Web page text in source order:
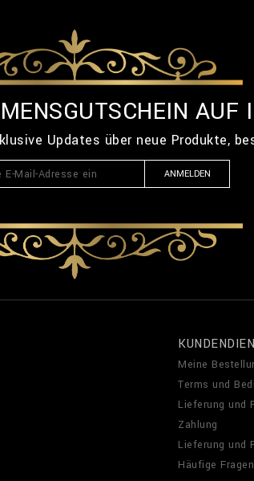
AUF
Updates über neue Produkte,
ANMELDEN
Meine
Terms und
Lieferung und
Zahlung
Lieferung und
Häufige Fragen